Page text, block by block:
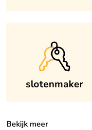
slotenmaker
Bekijk meer